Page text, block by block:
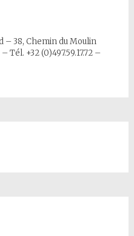
– 38, Chemin du Moulin
Tél. +32 (0)497.59.17.72 –